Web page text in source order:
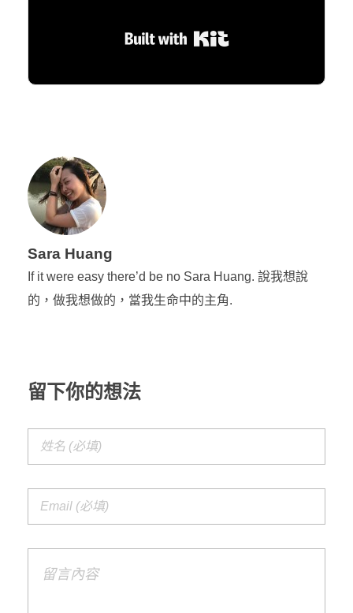
Sara Huang
If it were easy there’d be no Sara Huang. 說我想說
的，做我想做的，當我生命中的主角.
留下你的想法